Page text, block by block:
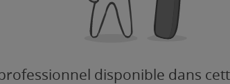
disponible dans